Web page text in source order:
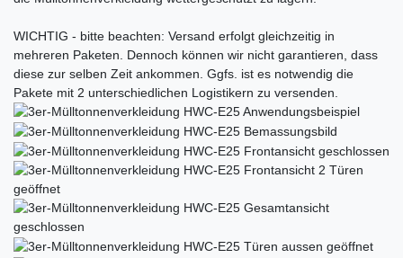
WICHTIG - bitte beachten: Versand erfolgt gleichzeitig in
mehreren Paketen. Dennoch können wir nicht garantieren, dass
diese zur selben Zeit ankommen. Ggfs. ist es notwendig die
Pakete mit 2 unterschiedlichen Logistikern zu versenden.